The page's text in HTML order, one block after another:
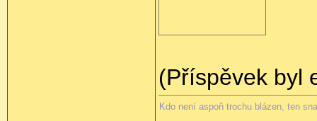
(Příspěvek byl
Kdo není aspoň trochu blázen, ten